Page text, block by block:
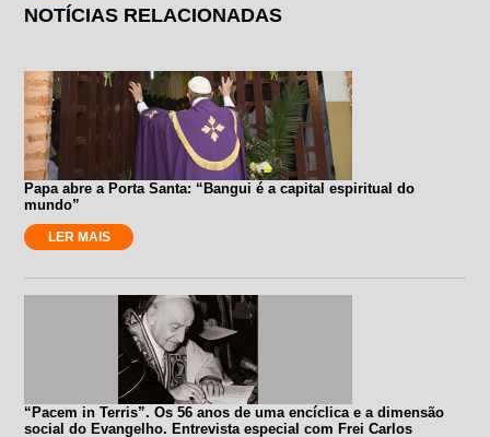
NOTÍCIAS RELACIONADAS
Papa abre a Porta Santa: “Bangui é a capital espiritual do
mundo”
LER MAIS
“Pacem in Terris”. Os 56 anos de uma encíclica e a dimensão
social do Evangelho. Entrevista especial com Frei Carlos